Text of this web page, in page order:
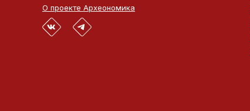
О проекте Археономика